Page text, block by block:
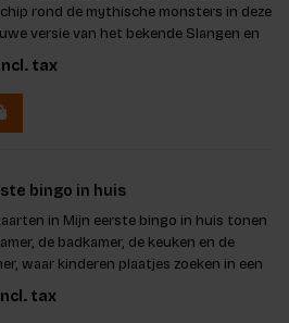
rond de mythische monsters in deze
versie van het bekende Slangen en
Zeemonsters en regenbogen.
tax
bingo in huis
in Mijn eerste bingo in huis tonen
de badkamer, de keuken en de
waar kinderen plaatjes zoeken in een
tax